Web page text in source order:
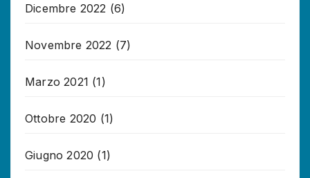
Dicembre 2022 (6)
Novembre 2022 (7)
Marzo 2021 (1)
Ottobre 2020 (1)
Giugno 2020 (1)